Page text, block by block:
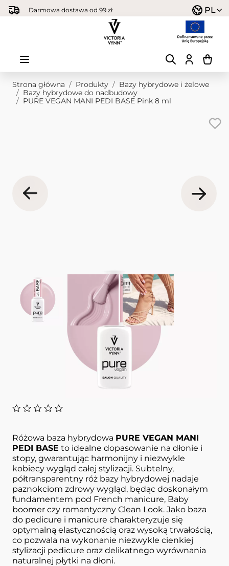
Przejdź do treści
Darmowa dostawa od 99 zł PL
Strona główna / Produkty / Bazy hybrydowe i żelowe
/ Bazy hybrydowe do nadbudowy
/ PURE VEGAN MANI PEDI BASE Pink 8 ml
Baza hybrydowa
Pink 8 ml
PURE VEGAN MANI PEDI BASE
View larger imageView larger imageView larger image
Różowa baza hybrydowa PURE VEGAN MANI
PEDI BASE to idealne dopasowanie na dłonie i
stopy, gwarantując harmonijny i niezwykle
kobiecy wygląd całej stylizacji. Subtelny,
półtransparentny róż bazy hybrydowej nadaje
paznokciom zdrowy wygląd, będąc doskonałym
fundamentem pod French manicure, Baby
boomer czy romantyczny Clean Look. Jako baza
do pedicure i manicure charakteryzuje się
optymalną elastycznością oraz wysoką trwałością,
co pozwala na wykonanie niezwykle cienkiej
stylizacji pedicure oraz delikatnego wyrównania
naturalnej płytki na dłoni.